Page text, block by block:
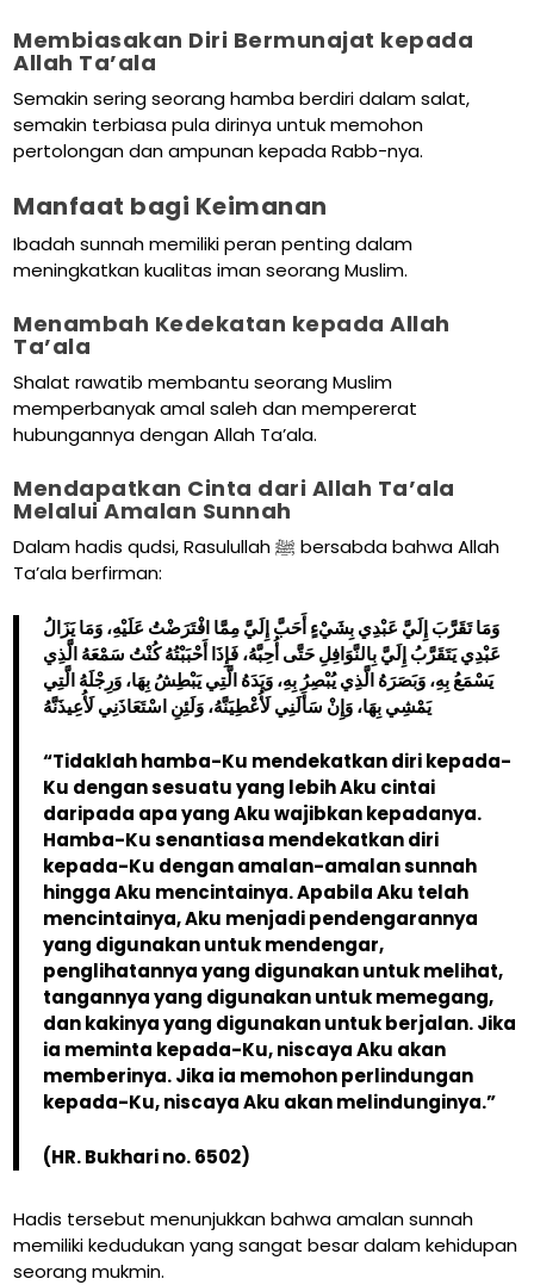
Membiasakan Diri Bermunajat kepada
Allah Ta’ala
Semakin sering seorang hamba berdiri dalam salat,
semakin terbiasa pula dirinya untuk memohon
pertolongan dan ampunan kepada Rabb-nya.
Manfaat bagi Keimanan
Ibadah sunnah memiliki peran penting dalam
meningkatkan kualitas iman seorang Muslim.
Menambah Kedekatan kepada Allah
Ta’ala
Shalat rawatib membantu seorang Muslim
memperbanyak amal saleh dan mempererat
hubungannya dengan Allah Ta’ala.
Mendapatkan Cinta dari Allah Ta’ala
Melalui Amalan Sunnah
Dalam hadis qudsi, Rasulullah ﷺ bersabda bahwa Allah
Ta’ala berfirman:
وَمَا تَقَرَّبَ إِلَيَّ عَبْدِي بِشَيْءٍ أَحَبَّ إِلَيَّ مِمَّا افْتَرَضْتُ عَلَيْهِ، وَمَا يَزَالُ
عَبْدِي يَتَقَرَّبُ إِلَيَّ بِالنَّوَافِلِ حَتَّى أُحِبَّهُ، فَإِذَا أَحْبَبْتُهُ كُنْتُ سَمْعَهُ الَّذِي
يَسْمَعُ بِهِ، وَبَصَرَهُ الَّذِي يُبْصِرُ بِهِ، وَيَدَهُ الَّتِي يَبْطِشُ بِهَا، وَرِجْلَهُ الَّتِي
يَمْشِي بِهَا، وَإِنْ سَأَلَنِي لَأُعْطِيَنَّهُ، وَلَئِنِ اسْتَعَاذَنِي لَأُعِيذَنَّهُ
“Tidaklah hamba-Ku mendekatkan diri kepada-
Ku dengan sesuatu yang lebih Aku cintai
daripada apa yang Aku wajibkan kepadanya.
Hamba-Ku senantiasa mendekatkan diri
kepada-Ku dengan amalan-amalan sunnah
hingga Aku mencintainya. Apabila Aku telah
mencintainya, Aku menjadi pendengarannya
yang digunakan untuk mendengar,
penglihatannya yang digunakan untuk melihat,
tangannya yang digunakan untuk memegang,
dan kakinya yang digunakan untuk berjalan. Jika
ia meminta kepada-Ku, niscaya Aku akan
memberinya. Jika ia memohon perlindungan
kepada-Ku, niscaya Aku akan melindunginya.”
(HR. Bukhari no. 6502)
Hadis tersebut menunjukkan bahwa amalan sunnah
memiliki kedudukan yang sangat besar dalam kehidupan
seorang mukmin.